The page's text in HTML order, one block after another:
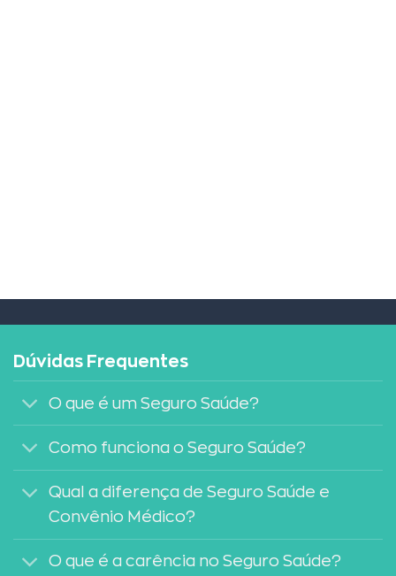
Dúvidas Frequentes
O que é um Seguro Saúde?
Como funciona o Seguro Saúde?
Qual a diferença de Seguro Saúde e
Convênio Médico?
O que é a carência no Seguro Saúde?